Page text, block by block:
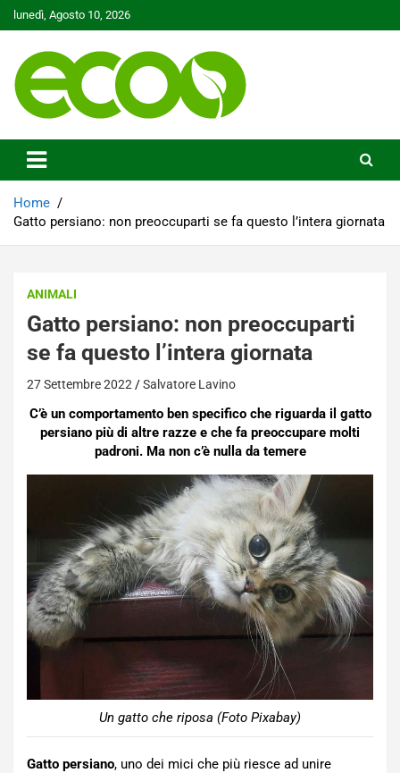
Skip
to
lunedì, Agosto 10, 2026
Ecoo.it
Home
Gatto persiano: non preoccuparti se fa questo l’intera giornata
ANIMALI
Gatto persiano: non preoccuparti
se fa questo l’intera giornata
27 Settembre 2022 Salvatore Lavino
C’è un comportamento ben specifico che riguarda il gatto
persiano più di altre razze e che fa preoccupare molti
padroni. Ma non c’è nulla da temere
Un gatto che riposa (Foto Pixabay)
Gatto persiano, uno dei mici che più riesce ad unire